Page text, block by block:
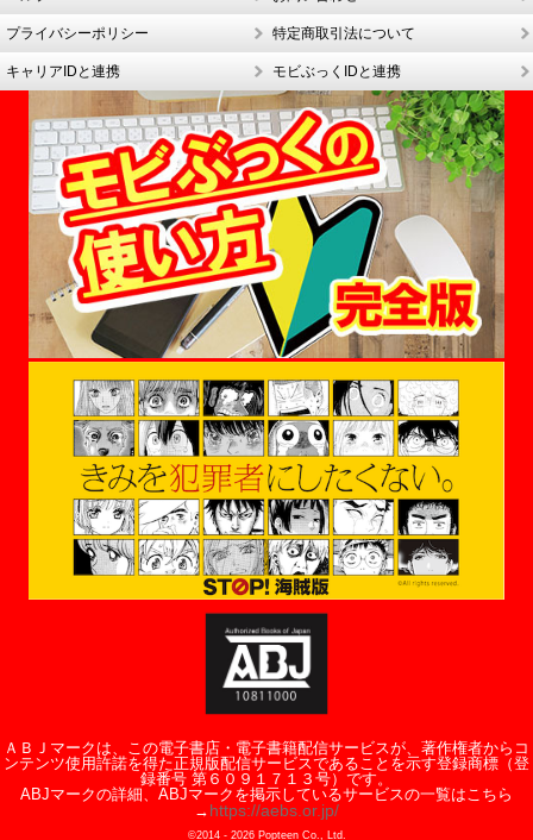
プライバシーポリシー 特定商取引法について
キャリアIDと連携 モビぶっくIDと連携
ＡＢＪマークは、この電子書店・電子書籍配信サービスが、著作権者からコ
ンテンツ使用許諾を得た正規版配信サービスであることを示す登録商標（登
録番号 第６０９１７１３号）です。
ABJマークの詳細、ABJマークを掲示しているサービスの一覧はこちら
→ https://aebs.or.jp/
©2014 - 2026Popteen Co., Ltd.